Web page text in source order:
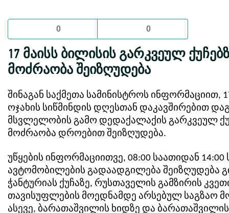
0 0
17 მაისს ბილისის გარკვეულ
მოძრაობა შეიზღუდება
შინაგან საქმეთა სამინისტროს ინფორმაციით,
ოჯახის სიწმინდის დღესთან დაკავშირებით
მსვლელობის გამო დედაქალაქის გარკვეულ
მოძრაობა დროებით შეიზღუდება.
უწყების ინფორმაციითვე, 08:00 საათიდან 14:00
ავტომობილების გადაადგილება შეიზღუდება
ჭანტურიას ქუჩაზე, რუსთაველის გამზირის
თავისუფლების მოედნამდე არსებულ საგზაო
ასევე, ბარათაშვილის ხიდზე და ბარათაშვილის